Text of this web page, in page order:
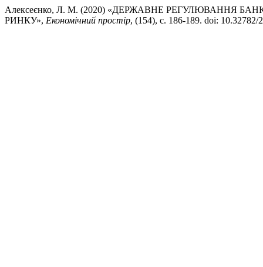
Алексеєнко, Л. М. (2020) «ДЕРЖАВНЕ РЕГУЛЮВАННЯ
РИНКУ», Економічний простір, (154), с. 186-189. doi: 10.32782/